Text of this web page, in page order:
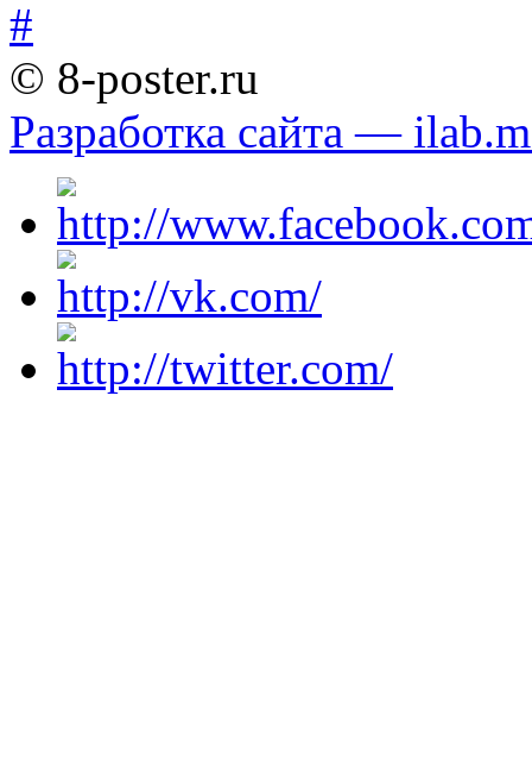
© 8-poster.ru
Разработка сайта —